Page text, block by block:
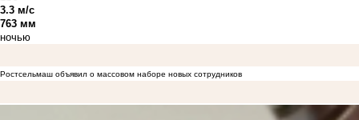
3.3 м/с
763 мм
ночью
Ростсельмаш объявил о массовом наборе новых сотрудников